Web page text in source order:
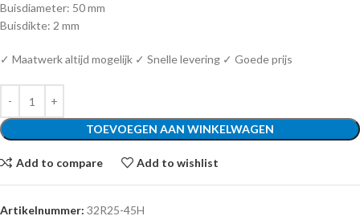
Buisdiameter: 50 mm
Buisdikte: 2 mm
✓ Maatwerk altijd mogelijk ✓ Snelle levering ✓ Goede prijs
TOEVOEGEN AAN WINKELWAGEN
Add to compare Add to wishlist
Artikelnummer: 32R25-45H